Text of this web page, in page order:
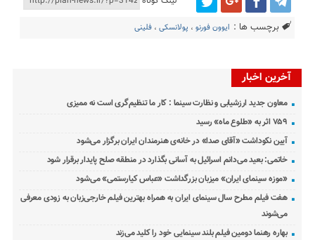
برچسب ها : ایوون فورنو ، پولانسکی ،فلینی
آخرین اخبار
معاون جدید ارزشیابی و نظارت سینما : کار ما تنظیم‌گری است نه ممیزی
۷۵۹ اثر به «طلوع ماه» رسید
آیین نکوداشت «آقای صدا» در خانه‌ی هنرمندان ایران برگزار می‌شود
خاتمی: بعید می‌دانم اسرائیل به آسانی بگذارد در منطقه صلح پایدار برقرار شود
«موزه سینمای ایران» میزبان بزرگداشت «عباس کیارستمی» می‌شود
هفت فیلم مطرح سال سینمای ایران به همراه بهترین فیلم خارجی‌زبان به زودی معرفی
می‌شوند
بهاره رهنما دومین فیلم بلند سینمایی خود را کلید می‌زند